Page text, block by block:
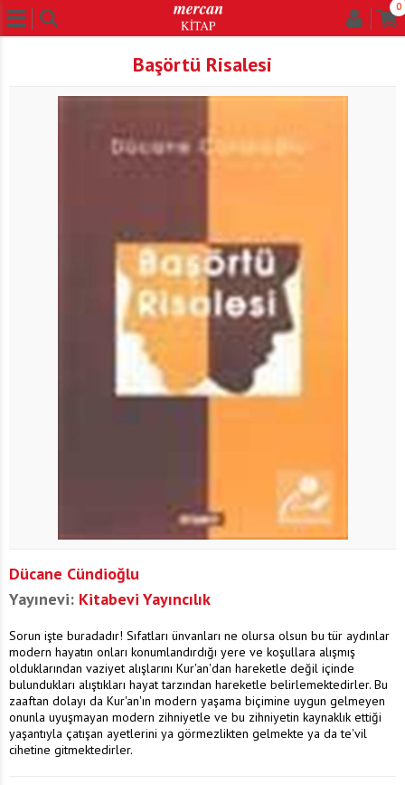
0
Başörtü Risalesi
Dücane Cündioğlu
Yayınevi: Kitabevi Yayıncılık
Sorun işte buradadır! Sıfatları ünvanları ne olursa olsun bu tür aydınlar
modern hayatın onları konumlandırdığı yere ve koşullara alışmış
olduklarından vaziyet alışlarını Kur'an'dan hareketle değil içinde
bulundukları alıştıkları hayat tarzından hareketle belirlemektedirler. Bu
zaaftan dolayı da Kur'an'ın modern yaşama biçimine uygun gelmeyen
onunla uyuşmayan modern zihniyetle ve bu zihniyetin kaynaklık ettiği
yaşantıyla çatışan ayetlerini ya görmezlikten gelmekte ya da te'vil
cihetine gitmektedirler.